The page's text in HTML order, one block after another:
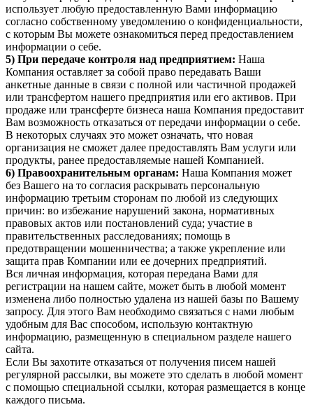
использует любую предоставленную Вами информацию
согласно собственному уведомлению о конфиденциальности,
с которым Вы можете ознакомиться перед предоставлением
информации о себе.
5) При передаче контроля над предприятием: Наша
Компания оставляет за собой право передавать Ваши
анкетные данные в связи с полной или частичной продажей
или трансфертом нашего предприятия или его активов. При
продаже или трансферте бизнеса наша Компания предоставит
Вам возможность отказаться от передачи информации о себе.
В некоторых случаях это может означать, что новая
организация не сможет далее предоставлять Вам услуги или
продукты, ранее предоставляемые нашей Компанией.
6) Правоохранительным органам: Наша Компания может
без Вашего на то согласия раскрывать персональную
информацию третьим сторонам по любой из следующих
причин: во избежание нарушений закона, нормативных
правовых актов или постановлений суда; участие в
правительственных расследованиях; помощь в
предотвращении мошенничества; а также укрепление или
защита прав Компании или ее дочерних предприятий.
Вся личная информация, которая передана Вами для
регистрации на нашем сайте, может быть в любой момент
изменена либо полностью удалена из нашей базы по Вашему
запросу. Для этого Вам необходимо связаться с нами любым
удобным для Вас способом, использую контактную
информацию, размещенную в специальном разделе нашего
сайта.
Если Вы захотите отказаться от получения писем нашей
регулярной рассылки, вы можете это сделать в любой момент
с помощью специальной ссылки, которая размещается в конце
каждого письма.